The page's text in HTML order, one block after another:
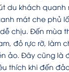
du khách quanh
mát che phủ
chịu. Đến mùa
đỏ rực rỡ, làm
ảo. Đây cũng là
thích khi đến đảo